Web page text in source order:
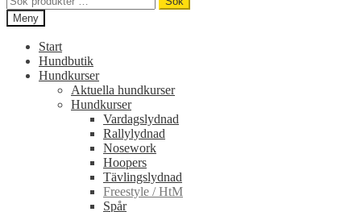
efter:
Meny
Start
Hundbutik
Hundkurser
Aktuella hundkurser
Hundkurser
Vardagslydnad
Rallylydnad
Nosework
Hoopers
Tävlingslydnad
Freestyle / HtM
Spår